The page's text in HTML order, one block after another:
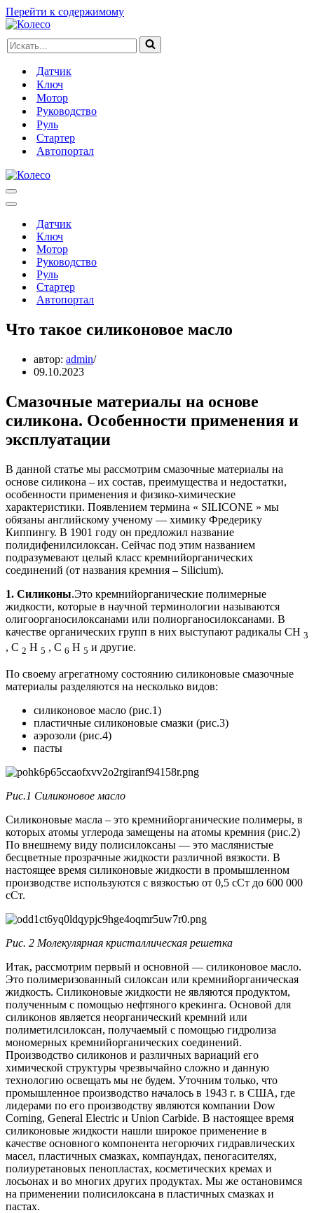
Перейти к содержимому
Искать...
Датчик
Ключ
Мотор
Руководство
Руль
Стартер
Автопортал
Меню
навигации
Меню
навигацииДатчик
Ключ
Мотор
Руководство
Руль
Стартер
Автопортал
Что такое силиконовое масло
автор: admin
09.10.2023
Смазочные материалы на основе
силикона. Особенности применения и
эксплуатации
В данной статье мы рассмотрим смазочные материалы на
основе силикона – их состав, преимущества и недостатки,
особенности применения и физико-химические
характеристики. Появлением термина « SILICONE » мы
обязаны английскому ученому — химику Фредерику
Киппингу. В 1901 году он предложил название
полидифенилсилоксан. Сейчас под этим названием
подразумевают целый класс кремнийорганических
соединений (от названия кремния – Silicium).
1. Силиконы.Это кремнийорганические полимерные
жидкости, которые в научной терминологии называются
олигоорганосилоксанами или полиорганосилоксанами. В
качестве органических групп в них выступают радикалы CH 3
, C 2 H 5 , C 6 H 5 и другие.
По своему агрегатному состоянию силиконовые смазочные
материалы разделяются на несколько видов:
силиконовое масло (рис.1)
пластичные силиконовые смазки (рис.3)
аэрозоли (рис.4)
пасты
Рис.1 Силиконовое масло
Силиконовые масла – это кремнийорганические полимеры, в
которых атомы углерода замещены на атомы кремния (рис.2)
По внешнему виду полисилоксаны — это маслянистые
бесцветные прозрачные жидкости различной вязкости. В
настоящее время силиконовые жидкости в промышленном
производстве используются с вязкостью от 0,5 сСт до 600 000
сСт.
Рис. 2 Молекулярная кристаллическая решетка
Итак, рассмотрим первый и основной — силиконовое масло.
Это полимеризованный силоксан или кремнийорганическая
жидкость. Силиконовые жидкости не являются продуктом,
полученным с помощью нефтяного крекинга. Основой для
силиконов является неорганический кремний или
полиметилсилоксан, получаемый с помощью гидролиза
мономерных кремнийорганических соединений.
Производство силиконов и различных вариаций его
химической структуры чрезвычайно сложно и данную
технологию освещать мы не будем. Уточним только, что
промышленное производство началось в 1943 г. в США, где
лидерами по его производству являются компании Dow
Corning, General Electric и Union Carbide. В настоящее время
силиконовые жидкости нашли широкое применение в
качестве основного компонента негорючих гидравлических
масел, пластичных смазках, компаундах, пеногасителях,
полиуретановых пенопластах, косметических кремах и
лосьонах и во многих других продуктах. Мы же остановимся
на применении полисилоксана в пластичных смазках и
пастах.